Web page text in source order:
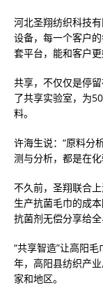
河北圣翔纺织科技
设备，每一个客户
套平台，能和客户
共享，不仅仅是停
了共享实验室，为
料。
许海生说：“原料分
测与分析，都是在
不久前，圣翔联合
生产抗菌毛巾的成
抗菌剂无偿分享给
“共享智造”让高阳
年，高阳县纺织产
家和地区。